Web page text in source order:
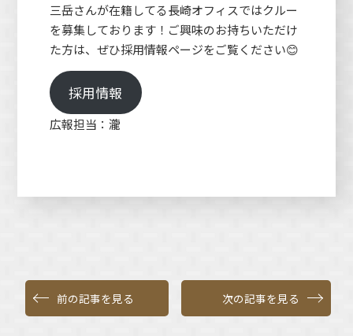
三岳さんが在籍してる長崎オフィスではクルー
を募集しております！ご興味のお持ちいただけ
た方は、ぜひ採用情報ページをご覧ください😊
採用情報
広報担当：瀧
前の記事を見る 次の記事を見る